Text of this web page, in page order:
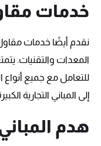
خدمات
نقدم أيضًا خدمات
المعدات والتقنيات.
للتعامل مع جميع أنواع
إلى المباني التجارية
هدم